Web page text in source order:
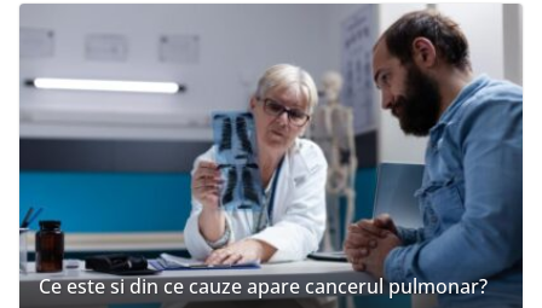
Ce este si din ce cauze apare cancerul pulmonar?